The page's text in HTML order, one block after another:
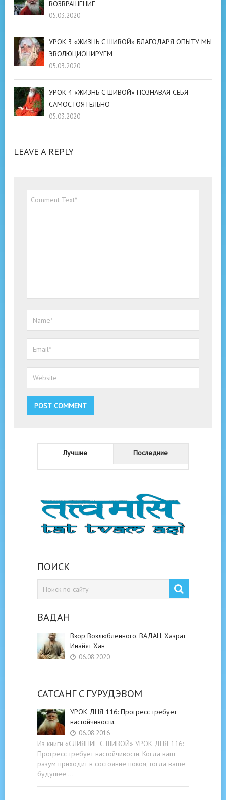
ВОЗВРАЩЕНИЕ
05.03.2020
УРОК 3 «ЖИЗНЬ С ШИВОЙ» БЛАГОДАРЯ ОПЫТУ МЫ
ЭВОЛЮЦИОНИРУЕМ
05.03.2020
УРОК 4 «ЖИЗНЬ С ШИВОЙ» ПОЗНАВАЯ СЕБЯ
САМОСТОЯТЕЛЬНО
05.03.2020
LEAVE A REPLY
Лучшие Последние
ПОИСК
ВАДАН
Взор Возлюбленного. ВАДАН. Хазрат
Инайят Хан
06.08.2020
САТСАНГ C ГУРУДЭВОМ
УРОК ДНЯ 116: Прогресс требует
настойчивости.
06.08.2016
Из книги «СЛИЯНИЕ С ШИВОЙ» УРОК ДНЯ 116:
Прогресс требует настойчивости. Когда ваш
разум приходит в состояние покоя, тогда ваше
будущее …